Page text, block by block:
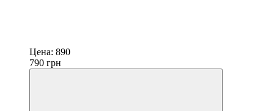
Цена: 890
790 грн